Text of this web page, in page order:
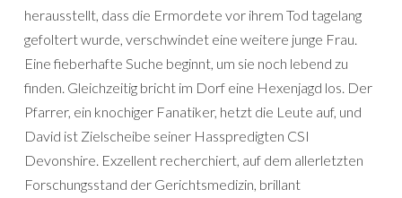
herausstellt, dass die Ermordete vor ihrem Tod tagelang
gefoltert wurde, verschwindet eine weitere junge Frau.
Eine fieberhafte Suche beginnt, um sie noch lebend zu
finden. Gleichzeitig bricht im Dorf eine Hexenjagd los. Der
Pfarrer, ein knochiger Fanatiker, hetzt die Leute auf, und
David ist Zielscheibe seiner Hasspredigten CSI
Devonshire. Exzellent recherchiert, auf dem allerletzten
Forschungsstand der Gerichtsmedizin, brillant